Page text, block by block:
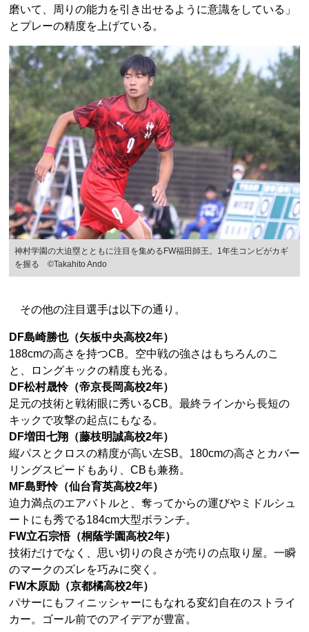
磨いて、周りの能力を引き出せるように意識をしている」
とプレーの精度を上げている。
神村学園の大迫塁とともに注目を集めるFW福田師王。1年生コンビがカギ
を握る ©Takahito Ando
その他の注目選手は以下の通り。
DF島崎勝也（矢板中央高校2年）
188cmの高さを持つCB。空中戦の強さはもちろんのこ
と、ロングキックの精度も光る。
DF松村晟怜（帝京長岡高校2年）
足元の技術と戦術眼に秀いるCB。最終ラインから長短の
キックで攻撃の起点にもなる。
DF増田七翔（藤枝明誠高校2年）
縦パスとクロスの精度が高い左SB。180cmの高さとカバー
リングスピードもあり、CBも兼務。
MF島野怜（仙台育英高校2年）
迫力満点のエアバトルと、奪ってからの運びやミドルシュ
ートにも秀でる184cm大型ボランチ。
FW立石宗悟（桐蔭学園高校2年）
技術だけでなく、思い切りの良さが売りの点取り屋。一瞬
のマークのズレを巧みに突く。
FW木原励（京都橘高校2年）
パサーにもフィニッシャーにもなれる変幻自在のストライ
カー。ゴール前でのアイデアが豊富。